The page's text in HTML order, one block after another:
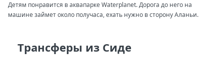
Детям понравится в аквапарке Waterplanet. Дорога до него на
машине займет около получаса, ехать нужно в сторону Аланьи.
Трансферы из Сиде